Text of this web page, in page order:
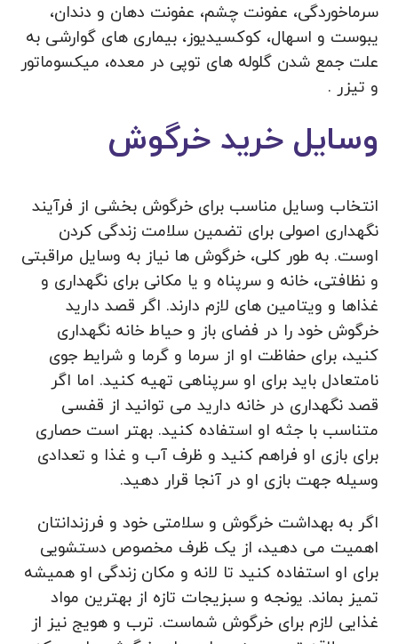
سرماخوردگی، عفونت چشم، عفونت دهان و دندان،
یبوست و اسهال، کوکسیدیوز، بیماری های گوارشی به
علت جمع شدن گلوله های توپی در معده، میکسوماتور
و تیزر .
وسایل خرید خرگوش
انتخاب وسایل مناسب برای خرگوش بخشی از فرآیند
نگهداری اصولی برای تضمین سلامت زندگی کردن
اوست. به طور کلی، خرگوش ها نیاز به وسایل مراقبتی
و نظافتی، خانه و سرپناه و یا مکانی برای نگهداری و
غذاها و ویتامین های لازم دارند. اگر قصد دارید
خرگوش خود را در فضای باز و حیاط خانه نگهداری
کنید، برای حفاظت او از سرما و گرما و شرایط جوی
نامتعادل باید برای او سرپناهی تهیه کنید. اما اگر
قصد نگهداری در خانه دارید می توانید از قفسی
متناسب با جثه او استفاده کنید. بهتر است حصاری
برای بازی او فراهم کنید و ظرف آب و غذا و تعدادی
وسیله جهت بازی او در آنجا قرار دهید.
اگر به بهداشت خرگوش و سلامتی خود و فرزندانتان
اهمیت می دهید، از یک ظرف مخصوص دستشویی
برای او استفاده کنید تا لانه و مکان زندگی او همیشه
تمیز بماند. یونجه و سبزیجات تازه از بهترین مواد
غذایی لازم برای خرگوش شماست. ترب و هویج نیز از